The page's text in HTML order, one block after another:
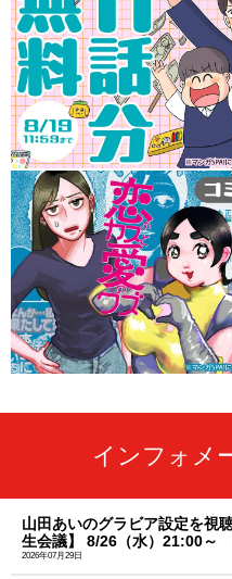
インフォメ
山田あいのグラビア設定を視
生会議】 8/26（水）21:00～
2026年07月29日